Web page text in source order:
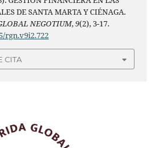
DE SANTA MARTA Y CIÉNAGA.
NEGOTIUM,9(2), 3-17.
rgn.v9i2.722
CITA